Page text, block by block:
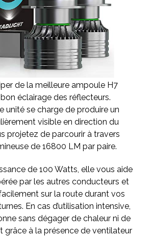
de la meilleure ampoule H7
éclairage des réflecteurs.
unité se charge de produire un
visible en direction du
projetez de parcourir à travers
de 16800 LM par paire.
de 100 Watts, elle vous aide
par les autres conducteurs et
sur la route durant vos
En cas d’utilisation intensive,
sans dégager de chaleur ni de
grâce à la présence de ventilateur